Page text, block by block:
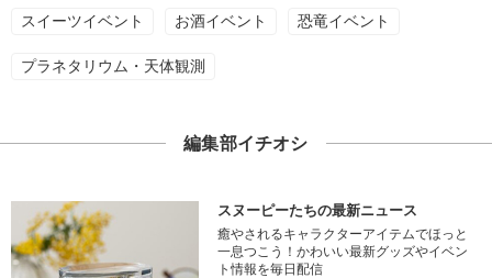
スイーツイベント お酒イベント 恐竜イベント
プラネタリウム・天体観測
編集部イチオシ
スヌーピーたちの最新ニュース
癒やされるキャラクターアイテムでほっと
一息つこう！かわいい最新グッズやイベン
ト情報を毎日配信